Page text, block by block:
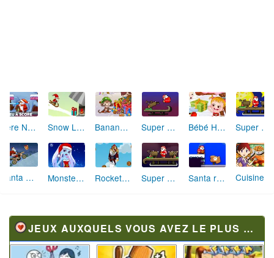
Père Noël (Deep Freeze) Snow Line Bananas 3 Christmas Holidays Super Santa Kick Bébé Hazel à Noël Super Santa Kick 2
Santa Rider Monster High : Abbey Bominable (Noël) Rocket Santa 2 Super Santa Kick 3 Santa run : 60 seconds
JEUX AUXQUELS VOUS AVEZ LE PLUS JOUÉ